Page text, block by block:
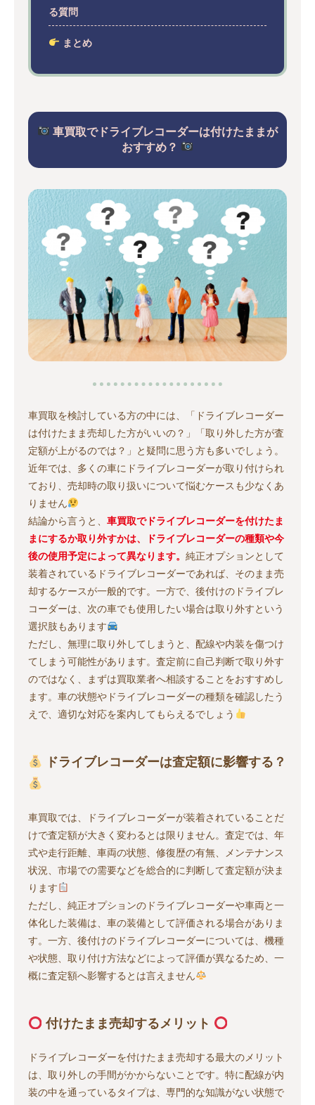
る質問
まとめ
車買取でドライブレコーダーは付けたままが
おすすめ？
車買取を検討している方の中には、「ドライブレコーダー
は付けたまま売却した方がいいの？」「取り外した方が査
定額が上がるのでは？」と疑問に思う方も多いでしょう。
近年では、多くの車にドライブレコーダーが取り付けられ
ており、売却時の取り扱いについて悩むケースも少なくあ
りません
結論から言うと、 車買取でドライブレコーダーを付けたま
まにするか取り外すかは、ドライブレコーダーの種類や今
後の使用予定によって異なります。 純正オプションとして
装着されているドライブレコーダーであれば、そのまま売
却するケースが一般的です。一方で、後付けのドライブレ
コーダーは、次の車でも使用したい場合は取り外すという
選択肢もあります
ただし、無理に取り外してしまうと、配線や内装を傷つけ
てしまう可能性があります。査定前に自己判断で取り外す
のではなく、まずは買取業者へ相談することをおすすめし
ます。車の状態やドライブレコーダーの種類を確認したう
えで、適切な対応を案内してもらえるでしょう
ドライブレコーダーは査定額に影響する？
車買取では、ドライブレコーダーが装着されていることだ
けで査定額が大きく変わるとは限りません。査定では、年
式や走行距離、車両の状態、修復歴の有無、メンテナンス
状況、市場での需要などを総合的に判断して査定額が決ま
ります
ただし、純正オプションのドライブレコーダーや車両と一
体化した装備は、車の装備として評価される場合がありま
す。一方、後付けのドライブレコーダーについては、機種
や状態、取り付け方法などによって評価が異なるため、一
概に査定額へ影響するとは言えません
付けたまま売却するメリット
ドライブレコーダーを付けたまま売却する最大のメリット
は、取り外しの手間がかからないことです。特に配線が内
装の中を通っているタイプは、専門的な知識がない状態で